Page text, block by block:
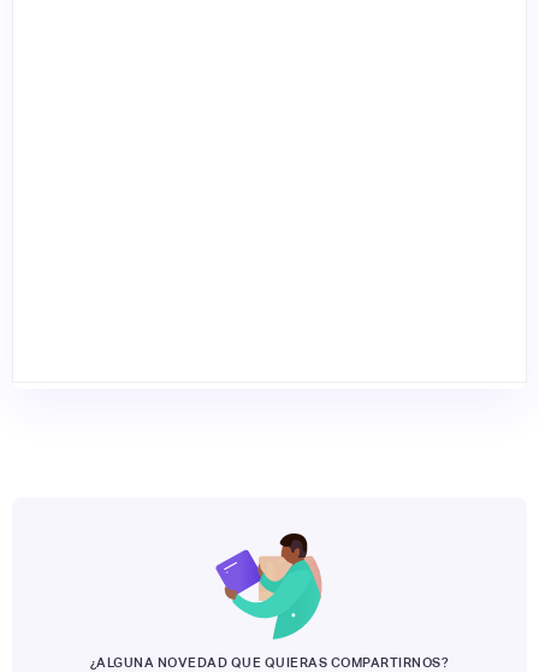
¿ALGUNA NOVEDAD QUE QUIERAS COMPARTIRNOS?